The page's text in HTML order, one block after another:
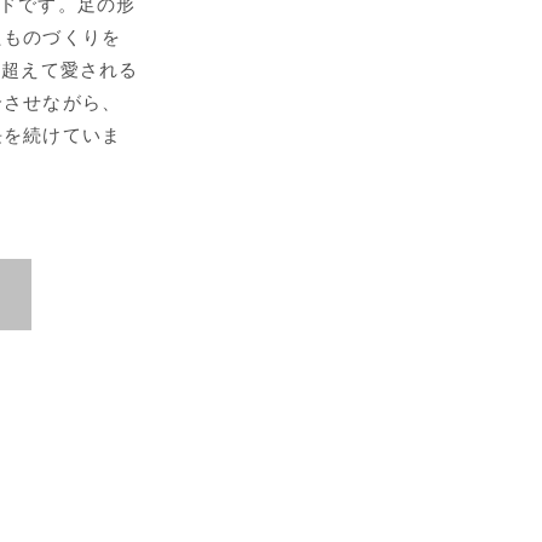
のづくりを
えて愛される
せながら、
続けていま